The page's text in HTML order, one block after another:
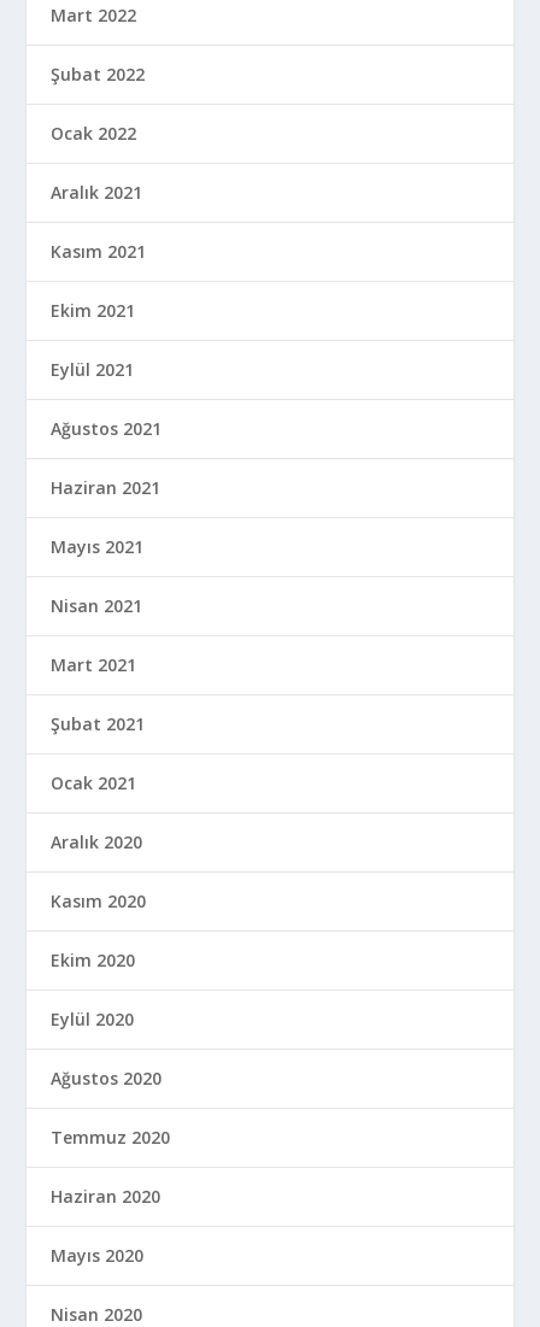
Mart 2022
Şubat 2022
Ocak 2022
Aralık 2021
Kasım 2021
Ekim 2021
Eylül 2021
Ağustos 2021
Haziran 2021
Mayıs 2021
Nisan 2021
Mart 2021
Şubat 2021
Ocak 2021
Aralık 2020
Kasım 2020
Ekim 2020
Eylül 2020
Ağustos 2020
Temmuz 2020
Haziran 2020
Mayıs 2020
Nisan 2020